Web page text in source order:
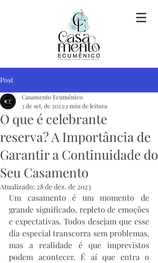
Post
O que é celebrante
reserva? A Importância de
Garantir a Continuidade do
Seu Casamento
Casamento Ecumênico
3 de set. de 2023 2 min de leitura
Atualizado: 28 de dez. de 2023
Um casamento é um momento de
grande significado, repleto de emoções
e expectativas. Todos desejam que esse
dia especial transcorra sem problemas,
mas a realidade é que imprevistos
podem acontecer. É aí que entra o